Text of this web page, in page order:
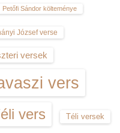
Petőfi Sándor költeménye
József verse
versek
vers
vers Téli versek